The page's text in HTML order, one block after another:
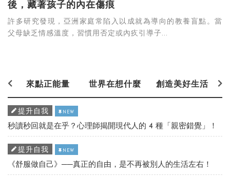
後，藏著孩子的內在傷痕
許多研究發現，亞洲家庭常陷入以成就為導向的教養盲點。當
父母缺乏情感溫度，習慣用否定或內疚引導子...
來點正能量 世界在想什麼 創造美好生活
提升自我 NEW
秒讀秒回就是在乎？心理師揭開現代人的 4 種「親密錯覺」！
提升自我 NEW
《舒服做自己》──真正的自由，是不再被別人的生活左右！